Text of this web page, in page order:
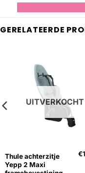
GERELATEERDE
UITVERKOCHT
Thule achterzitje
Yepp 2 Maxi
€